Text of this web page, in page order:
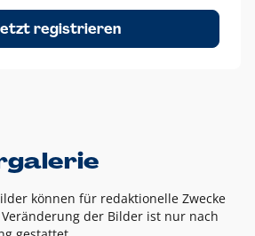
ein Schutzraum von jeweils einer
aus AKN in alle Richtungen
registrieren
können für redaktionelle Zwecke
der Bilder ist nur nach